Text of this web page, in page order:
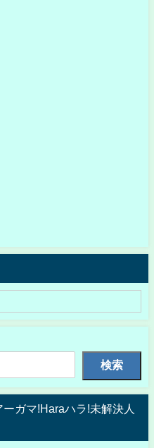
検索
ガマ!Haraハラ!未解決人